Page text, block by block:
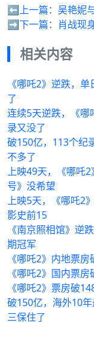
⬅️上一篇： 吴艳妮
➡️下一篇： 肖战现
相关内容
《哪吒2》逆跌，
了
连续5天逆跌，《哪
录又没了
破150亿，113个纪
不多了
上映49天，《哪吒
号》没希望
上映5天，《哪吒2
影史前15
《南京照相馆》逆
期冠军
《哪吒2》内地票
《哪吒2》国内票
《哪吒2》票房破
破150亿，海外10
三保住了